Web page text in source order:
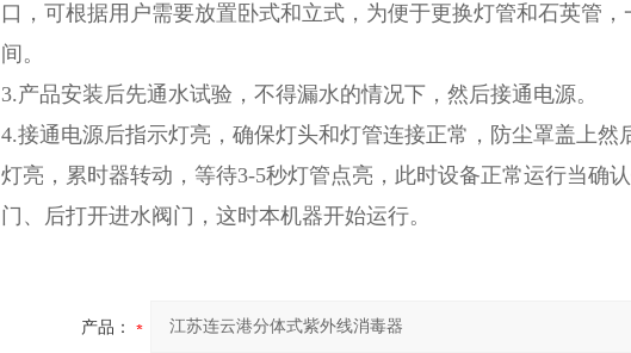
口，可根据用户需要放置卧式和立式，为便于更换灯管和石英管
间。
3.产品安装后先通水试验，不得漏水的情况下，然后接通电源。
4.接通电源后指示灯亮，确保灯头和灯管连接正常，防尘罩盖上然
灯亮，累时器转动，等待3-5秒灯管点亮，此时设备正常运行当确
门、后打开进水阀门，这时本机器开始运行。
产品：